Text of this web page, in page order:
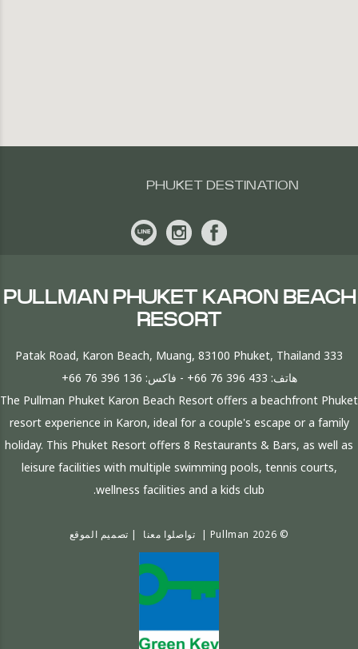
PHUKET DESTINATION
PULLMAN PHUKET KARON BEACH
RESORT
333 Patak Road, Karon Beach, Muang, 83100 Phuket, Thailand
هاتف: +66 76 396 433 - فاكس: +66 76 396 136
The Pullman Phuket Karon Beach Resort offers a beachfront Phuket
resort experience in Karon, ideal for a couple's escape or a family
holiday. This Phuket Resort offers 8 Restaurants & Bars, as well as
leisure facilities with multiple swimming pools, tennis courts,
wellness facilities and a kids club.
© 2026 Pullman | تواصلوا معنا | تصميم الموقع